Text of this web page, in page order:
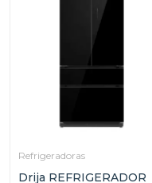
Refrigeradoras
Drija REFRIGERADOR